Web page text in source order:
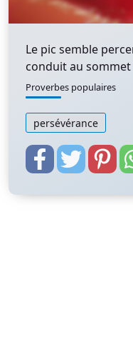
Le pic semble
conduit au
Proverbes populaires
persévérance